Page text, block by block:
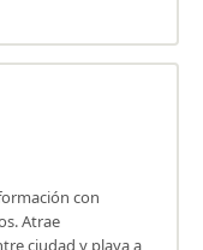
con
Atrae
ciudad y playa a